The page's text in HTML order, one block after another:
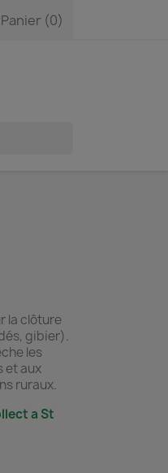
Panier (0)
la clôture
gibier).
les
et aux
ruraux.
a St